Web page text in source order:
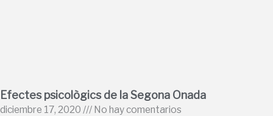
Efectes psicològics de la Segona Onada
diciembre 17, 2020 No hay comentarios